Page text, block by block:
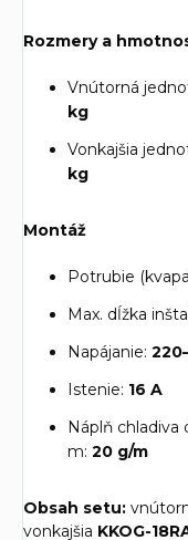
Rozmery a
Vnútorná
kg
Vonkajšia
kg
Montáž
Potrubie
Max. dĺžka
Napájanie:
Istenie: 16 A
Náplň chladiva
m: 20 g/m
Obsah setu:
vonkajšia KKOG-